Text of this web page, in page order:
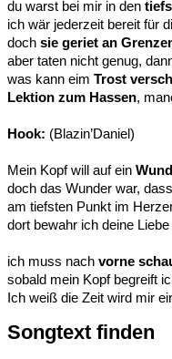
du warst bei mir in den
ich wär jederzeit bereit für
doch sie geriet an
aber taten nicht genug,
was kann eim Trost
Lektion zum Hassen,
Hook: (Blazin’Daniel)
Mein Kopf will auf ein
doch das Wunder war,
am tiefsten Punkt im
dort bewahr ich deine
ich muss nach vorne
sobald mein Kopf begreift
Ich weiß die Zeit wird mir
Songtext finden